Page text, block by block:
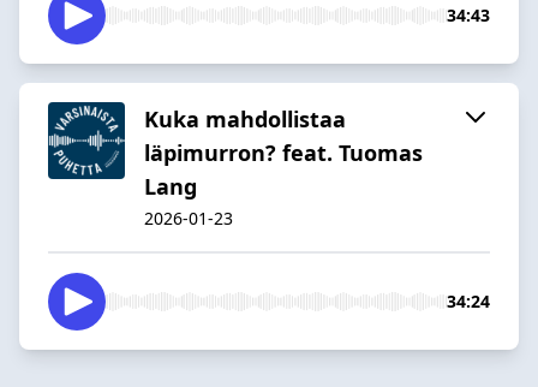
34:43
Kuka mahdollistaa
läpimurron? feat. Tuomas
Lang
2026-01-23
34:24